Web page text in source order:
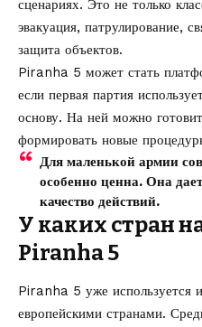
сценариях. Это не только
эвакуация, патрулирование,
защита объектов.
Piranha 5 может стать
если первая партия
основу. На ней можно
формировать новые
Для маленькой армии
особенно ценна. Она
качество действий.
У каких стран
Piranha 5
Piranha 5 уже используется
европейскими странами.